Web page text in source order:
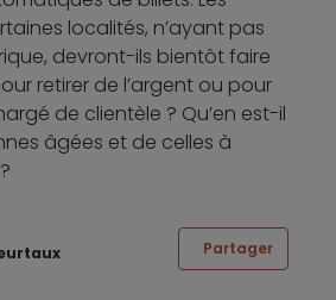
localités, n’ayant pas
devront-ils bientôt faire
retirer de l’argent ou pour
de clientèle ? Qu’en est-il
âgées et de celles à
Partager